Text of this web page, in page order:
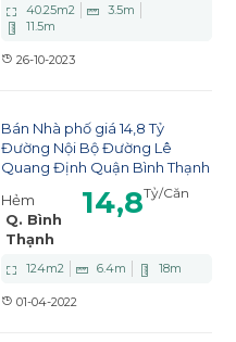
40.25m2 3.5m
11.5m
26-10-2023
Bán Nhà phố giá 14,8 Tỷ
Đường Nội Bộ Đường Lê
Quang Định Quận Bình Thạnh
Hẻm
Q. Bình
Thạnh
14,8Tỷ/Căn
124m2 6.4m 18m
01-04-2022